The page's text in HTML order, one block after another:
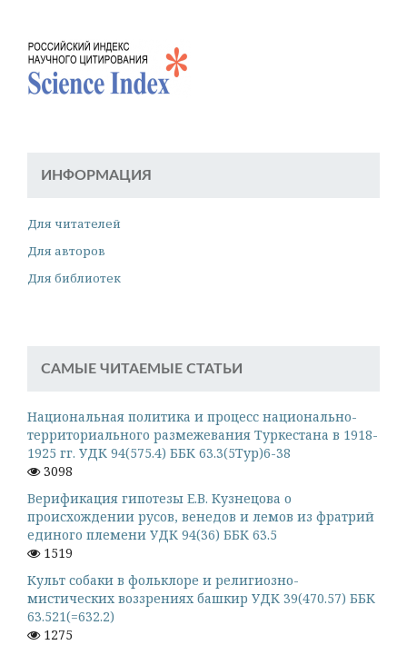
ИНФОРМАЦИЯ
Для читателей
Для авторов
Для библиотек
САМЫЕ ЧИТАЕМЫЕ СТАТЬИ
Национальная политика и процесс национально-
территориального размежевания Туркестана в 1918-
1925 гг. УДК 94(575.4) ББК 63.3(5Тур)6-38
3098
Верификация гипотезы Е.В. Кузнецова о
происхождении русов, венедов и лемов из фратрий
единого племени УДК 94(36) ББК 63.5
1519
Культ собаки в фольклоре и религиозно-
мистических воззрениях башкир УДК 39(470.57) ББК
63.521(=632.2)
1275